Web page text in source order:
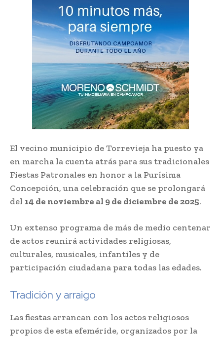
El vecino municipio de Torrevieja ha puesto ya
en marcha la cuenta atrás para sus tradicionales
Fiestas Patronales en honor a la Purísima
Concepción, una celebración que se prolongará
del 14 de noviembre al 9 de diciembre de 2025.
Un extenso programa de más de medio centenar
de actos reunirá actividades religiosas,
culturales, musicales, infantiles y de
participación ciudadana para todas las edades.
Tradición y arraigo
Las fiestas arrancan con los actos religiosos
propios de esta efeméride, organizados por la